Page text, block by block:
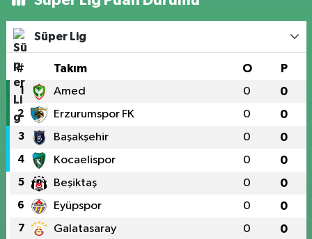
Süper Lig
# Takım O P
1 Amed 0 0
2 Erzurumspor FK 0 0
3 Başakşehir 0 0
4 Kocaelispor 0 0
5 Beşiktaş 0 0
6 Eyüpspor 0 0
7 Galatasaray 0 0